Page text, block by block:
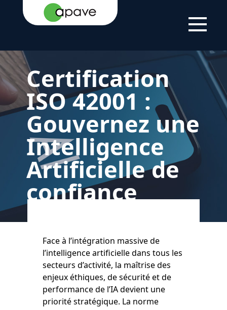
LSTI CERTIFICATION
ENTREPRISE L'INFORMATION
SYSTÈME DE
MANAGEMENT
Certification
ISO 42001 :
Gouvernez une
Intelligence
Artificielle de
confiance
Face à l’intégration massive de
l’intelligence artificielle dans tous les
secteurs d’activité, la maîtrise des
enjeux éthiques, de sécurité et de
performance de l’IA devient une
priorité stratégique. La norme